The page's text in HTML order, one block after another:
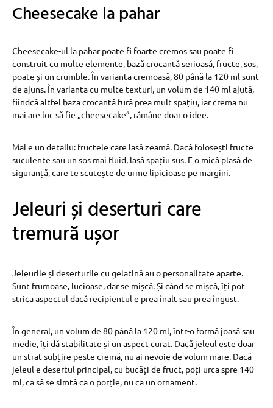
Cheesecake la pahar
Cheesecake-ul la pahar poate fi foarte cremos sau poate fi
construit cu multe elemente, bază crocantă serioasă, fructe, sos,
poate și un crumble. În varianta cremoasă, 80 până la 120 ml sunt
de ajuns. În varianta cu multe texturi, un volum de 140 ml ajută,
fiindcă altfel baza crocantă fură prea mult spațiu, iar crema nu
mai are loc să fie „cheesecake”, rămâne doar o idee.
Mai e un detaliu: fructele care lasă zeamă. Dacă folosești fructe
suculente sau un sos mai fluid, lasă spațiu sus. E o mică plasă de
siguranță, care te scutește de urme lipicioase pe margini.
Jeleuri și deserturi care
tremură ușor
Jeleurile și deserturile cu gelatină au o personalitate aparte.
Sunt frumoase, lucioase, dar se mișcă. Și când se mișcă, îți pot
strica aspectul dacă recipientul e prea înalt sau prea îngust.
În general, un volum de 80 până la 120 ml, într-o formă joasă sau
medie, îți dă stabilitate și un aspect curat. Dacă jeleul este doar
un strat subțire peste cremă, nu ai nevoie de volum mare. Dacă
jeleul e desertul principal, cu bucăți de fruct, poți urca spre 140
ml, ca să se simtă ca o porție, nu ca un ornament.